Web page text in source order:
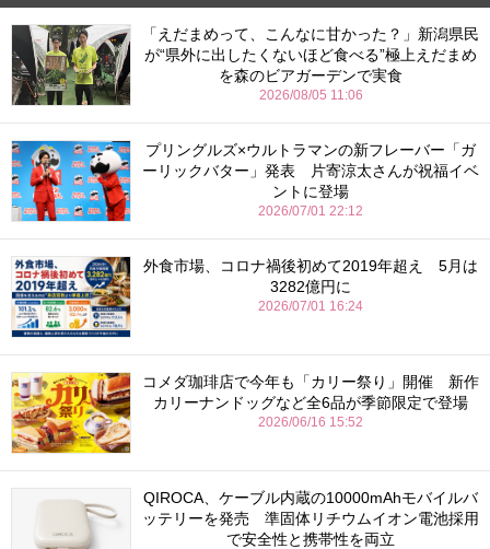
「えだまめって、こんなに甘かった？」新潟県民
が“県外に出したくないほど食べる”極上えだまめ
を森のビアガーデンで実食
2026/08/05 11:06
プリングルズ×ウルトラマンの新フレーバー「ガ
ーリックバター」発表 片寄涼太さんが祝福イベ
ントに登場
2026/07/01 22:12
外食市場、コロナ禍後初めて2019年超え 5月は
3282億円に
2026/07/01 16:24
コメダ珈琲店で今年も「カリー祭り」開催 新作
カリーナンドッグなど全6品が季節限定で登場
2026/06/16 15:52
QIROCA、ケーブル内蔵の10000mAhモバイルバ
ッテリーを発売 準固体リチウムイオン電池採用
で安全性と携帯性を両立